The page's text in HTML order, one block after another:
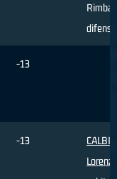
-13
-13
Lorenzo